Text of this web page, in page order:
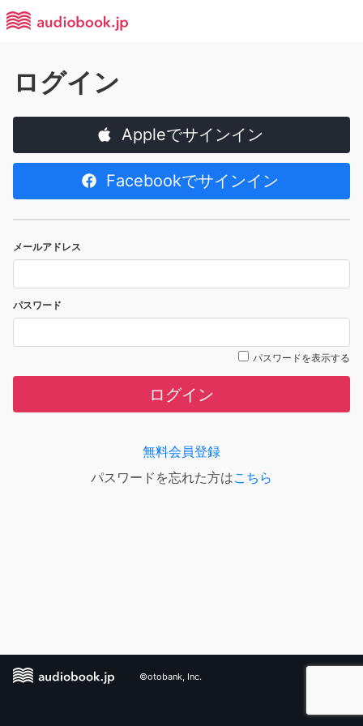
ログイン
Appleでサインイン
Facebookでサインイン
メールアドレス
パスワード
パスワードを表示する
ログイン
無料会員登録
パスワードを忘れた方はこちら
©otobank, Inc.